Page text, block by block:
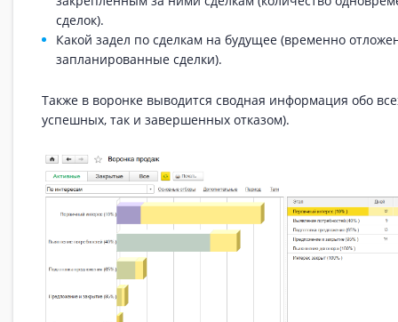
сделок).
Какой задел по сделкам на будущее (временно
запланированные сделки).
Также в воронке выводится сводная информация обо
успешных, так и завершенных отказом).